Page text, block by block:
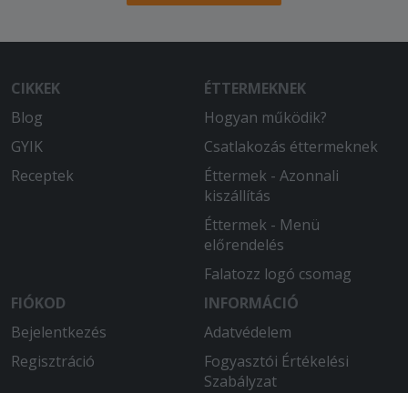
napon sehogy nem jött össze egy 2 fős
tál elkészítése 2x.Az elsőnél lemaradt a
rántott sajt és a szósz, ez még
volt, panír kritikán aluli.Kaptunk egy
másik tálat amin már minden rajta volt
szerencsére, viszont a rántott dolgok
fele nem volt megint megsütve
rendesen, ízetlen volt.Ilyen száraz
cigánypecsenyét sem ettem
még.Örültünk volna egy finom ebédnek
2025-08-22 - Judit:
A palacsinta gumis volt. Ajándék 1 db
palacsinta? Ne már. Most komolyan.
CIKKEK
Blog
GYIK
Receptek
ÉTTERMEKNEK
Hogyan működik?
Csatlakozás éttermeknek
Éttermek - Azonnali
kiszállítás
Éttermek - Menü
előrendelés
Falatozz logó csomag
FIÓKOD
Bejelentkezés
Regisztráció
INFORMÁCIÓ
Adatvédelem
Fogyasztói Értékelési
Szabályzat